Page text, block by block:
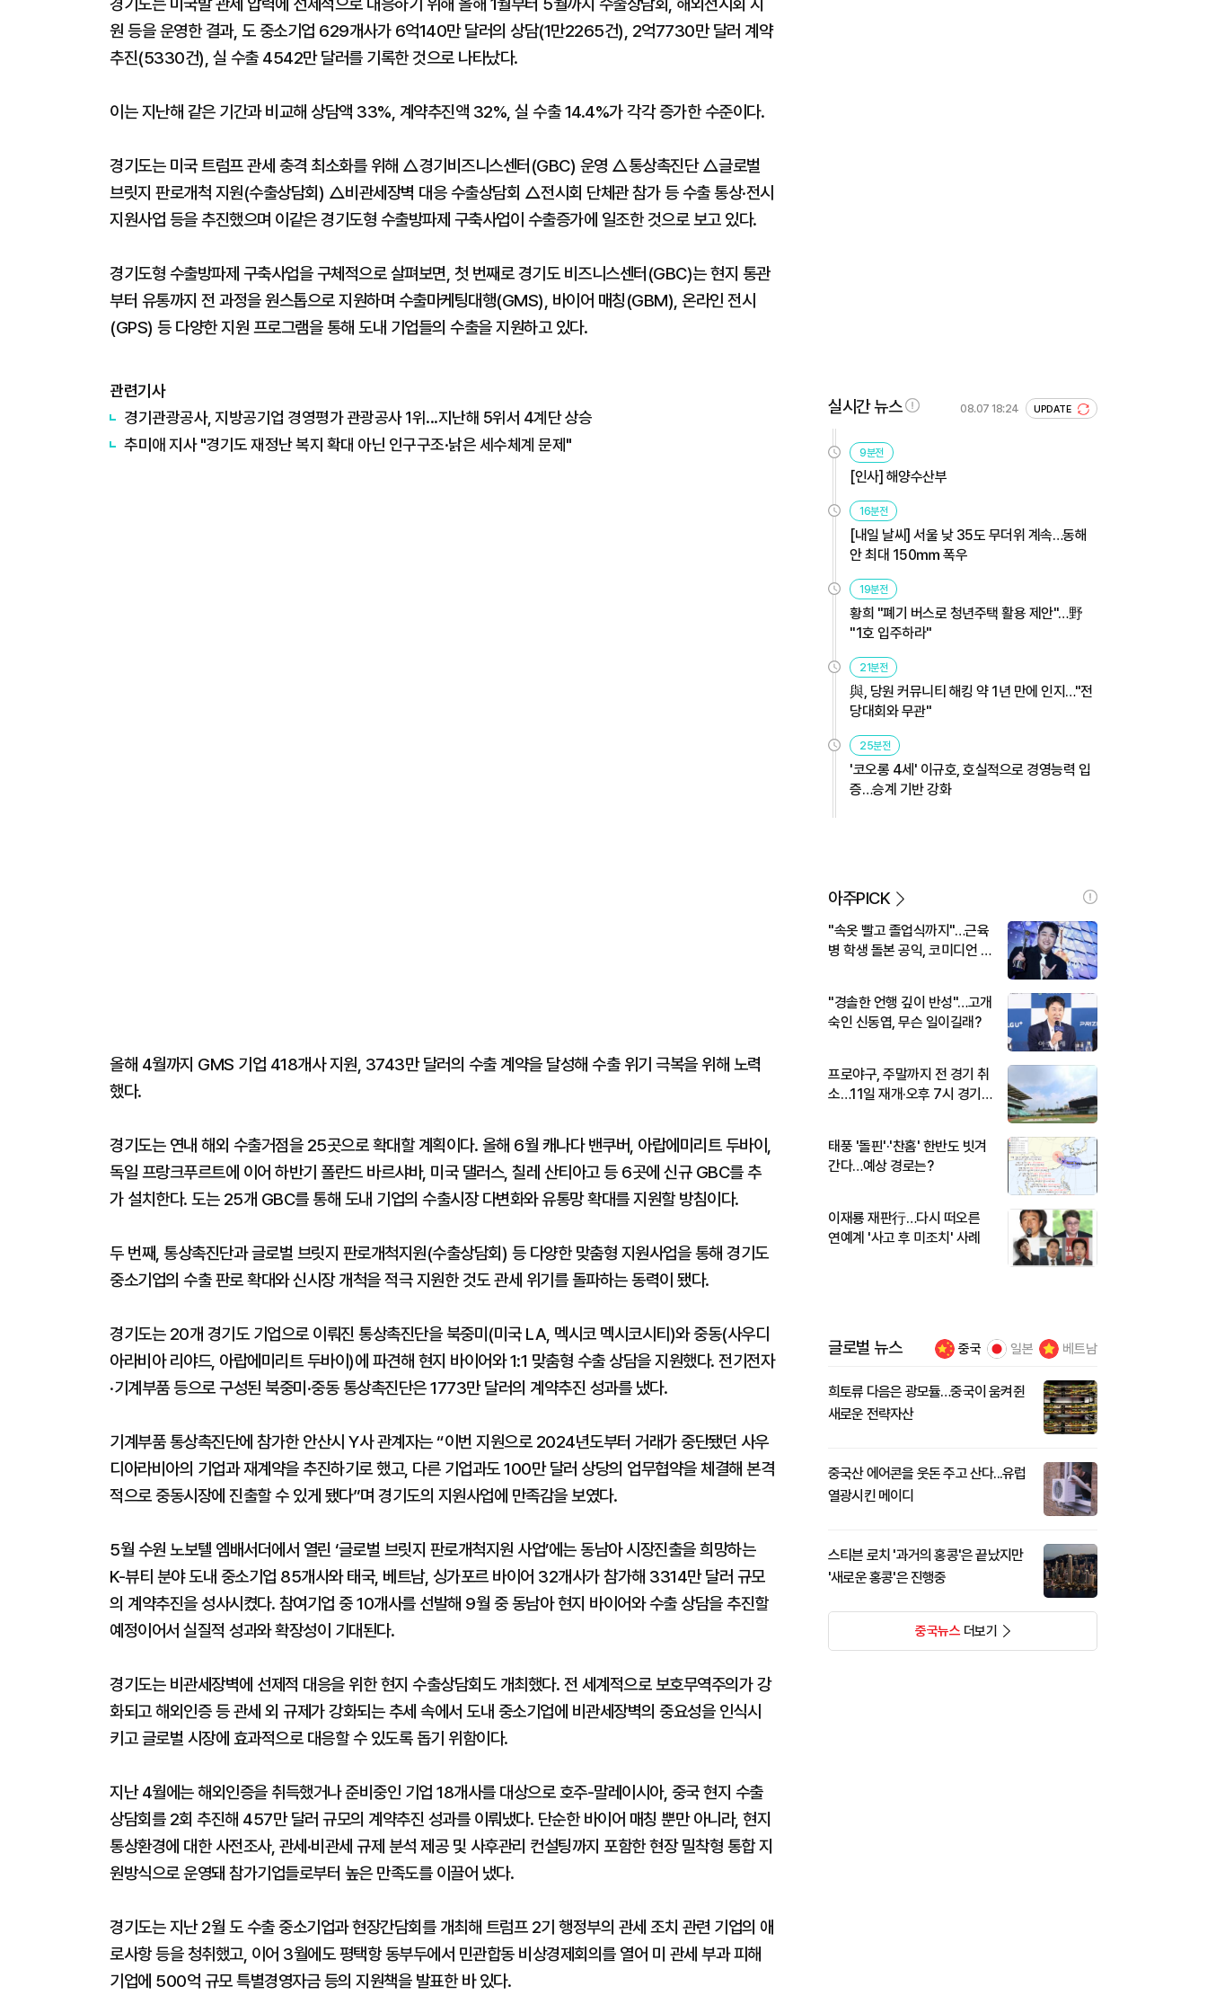
원 등을 운영한 결과, 도 중소기업 629개사가 6억140만 달러의 상담(1만2265건), 2억7730만 달러 계약
추진(5330건), 실 수출 4542만 달러를 기록한 것으로 나타났다.
이는 지난해 같은 기간과 비교해 상담액 33%, 계약추진액 32%, 실 수출 14.4%가 각각 증가한 수준이다.
경기도는 미국 트럼프 관세 충격 최소화를 위해 △경기비즈니스센터(GBC) 운영 △통상촉진단 △글로벌
브릿지 판로개척 지원(수출상담회) △비관세장벽 대응 수출상담회 △전시회 단체관 참가 등 수출 통상·전시
지원사업 등을 추진했으며 이같은 경기도형 수출방파제 구축사업이 수출증가에 일조한 것으로 보고 있다.
경기도형 수출방파제 구축사업을 구체적으로 살펴보면, 첫 번째로 경기도 비즈니스센터(GBC)는 현지 통관
부터 유통까지 전 과정을 원스톱으로 지원하며 수출마케팅대행(GMS), 바이어 매칭(GBM), 온라인 전시
(GPS) 등 다양한 지원 프로그램을 통해 도내 기업들의 수출을 지원하고 있다.
관련기사
경기관광공사, 지방공기업 경영평가 관광공사 1위...지난해 5위서 4계단 상승
추미애 지사 "경기도 재정난 복지 확대 아닌 인구구조·낡은 세수체계 문제"
올해 4월까지 GMS 기업 418개사 지원, 3743만 달러의 수출 계약을 달성해 수출 위기 극복을 위해 노력
했다.
경기도는 연내 해외 수출거점을 25곳으로 확대할 계획이다. 올해 6월 캐나다 밴쿠버, 아랍에미리트 두바이,
독일 프랑크푸르트에 이어 하반기 폴란드 바르샤바, 미국 댈러스, 칠레 산티아고 등 6곳에 신규 GBC를 추
가 설치한다. 도는 25개 GBC를 통해 도내 기업의 수출시장 다변화와 유통망 확대를 지원할 방침이다.
두 번째, 통상촉진단과 글로벌 브릿지 판로개척지원(수출상담회) 등 다양한 맞춤형 지원사업을 통해 경기도
중소기업의 수출 판로 확대와 신시장 개척을 적극 지원한 것도 관세 위기를 돌파하는 동력이 됐다.
경기도는 20개 경기도 기업으로 이뤄진 통상촉진단을 북중미(미국 LA, 멕시코 멕시코시티)와 중동(사우디
아라비아 리야드, 아랍에미리트 두바이)에 파견해 현지 바이어와 1:1 맞춤형 수출 상담을 지원했다. 전기전자
·기계부품 등으로 구성된 북중미·중동 통상촉진단은 1773만 달러의 계약추진 성과를 냈다.
기계부품 통상촉진단에 참가한 안산시 Y사 관계자는 “이번 지원으로 2024년도부터 거래가 중단됐던 사우
디아라비아의 기업과 재계약을 추진하기로 했고, 다른 기업과도 100만 달러 상당의 업무협약을 체결해 본격
적으로 중동시장에 진출할 수 있게 됐다”며 경기도의 지원사업에 만족감을 보였다.
5월 수원 노보텔 엠배서더에서 열린 ‘글로벌 브릿지 판로개척지원 사업’에는 동남아 시장진출을 희망하는
K-뷰티 분야 도내 중소기업 85개사와 태국, 베트남, 싱가포르 바이어 32개사가 참가해 3314만 달러 규모
의 계약추진을 성사시켰다. 참여기업 중 10개사를 선발해 9월 중 동남아 현지 바이어와 수출 상담을 추진할
예정이어서 실질적 성과와 확장성이 기대된다.
경기도는 비관세장벽에 선제적 대응을 위한 현지 수출상담회도 개최했다. 전 세계적으로 보호무역주의가 강
화되고 해외인증 등 관세 외 규제가 강화되는 추세 속에서 도내 중소기업에 비관세장벽의 중요성을 인식시
키고 글로벌 시장에 효과적으로 대응할 수 있도록 돕기 위함이다.
지난 4월에는 해외인증을 취득했거나 준비중인 기업 18개사를 대상으로 호주-말레이시아, 중국 현지 수출
상담회를 2회 추진해 457만 달러 규모의 계약추진 성과를 이뤄냈다. 단순한 바이어 매칭 뿐만 아니라, 현지
통상환경에 대한 사전조사, 관세·비관세 규제 분석 제공 및 사후관리 컨설팅까지 포함한 현장 밀착형 통합 지
원방식으로 운영돼 참가기업들로부터 높은 만족도를 이끌어 냈다.
경기도는 지난 2월 도 수출 중소기업과 현장간담회를 개최해 트럼프 2기 행정부의 관세 조치 관련 기업의 애
로사항 등을 청취했고, 이어 3월에도 평택항 동부두에서 민관합동 비상경제회의를 열어 미 관세 부과 피해
기업에 500억 규모 특별경영자금 등의 지원책을 발표한 바 있다.
실시간 뉴스 08.07 18:24 UPDATE
9분전
[인사] 해양수산부
16분전
[내일 날씨] 서울 낮 35도 무더위 계속…동해
안 최대 150㎜ 폭우
19분전
황희 "폐기 버스로 청년주택 활용 제안"…野
"1호 입주하라"
21분전
與, 당원 커뮤니티 해킹 약 1년 만에 인지…"전
당대회와 무관"
25분전
'코오롱 4세' 이규호, 호실적으로 경영능력 입
증…승계 기반 강화
아주PICK
"속옷 빨고 졸업식까지"…근육
병 학생 돌본 공익, 코미디언 김
"경솔한 언행 깊이 반성"…고개
숙인 신동엽, 무슨 일이길래?
프로야구, 주말까지 전 경기 취
소…11일 재개·오후 7시 경기
태풍 '돌핀'·'찬홈' 한반도 빗겨
간다…예상 경로는?
이재룡 재판行…다시 떠오른
연예계 '사고 후 미조치' 사례
글로벌 뉴스 중국 일본 베트남
희토류 다음은 광모듈…중국이 움켜쥔
새로운 전략자산
중국산 에어콘을 웃돈 주고 산다...유럽
열광시킨 메이디
스티븐 로치 '과거의 홍콩'은 끝났지만
'새로운 홍콩'은 진행중
중국뉴스더보기